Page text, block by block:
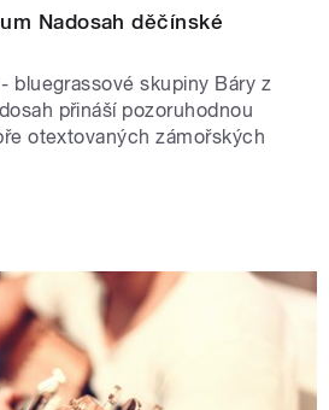
Nadosah děčínské
bluegrassové skupiny Báry z
přináší pozoruhodnou
otextovaných zámořských